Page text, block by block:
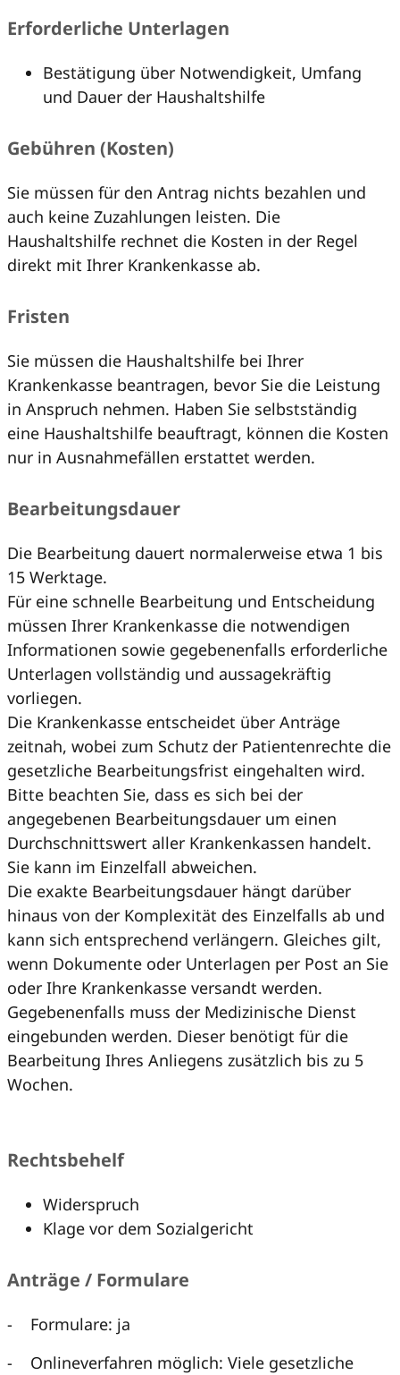
Erforderliche Unterlagen
Bestätigung über Notwendigkeit, Umfang
und Dauer der Haushaltshilfe
Gebühren (Kosten)
Sie müssen für den Antrag nichts bezahlen und
auch keine Zuzahlungen leisten. Die
Haushaltshilfe rechnet die Kosten in der Regel
direkt mit Ihrer Krankenkasse ab.
Fristen
Sie müssen die Haushaltshilfe bei Ihrer
Krankenkasse beantragen, bevor Sie die Leistung
in Anspruch nehmen. Haben Sie selbstständig
eine Haushaltshilfe beauftragt, können die Kosten
nur in Ausnahmefällen erstattet werden.
Bearbeitungsdauer
Die Bearbeitung dauert normalerweise etwa 1 bis
15 Werktage.
Für eine schnelle Bearbeitung und Entscheidung
müssen Ihrer Krankenkasse die notwendigen
Informationen sowie gegebenenfalls erforderliche
Unterlagen vollständig und aussagekräftig
vorliegen.
Die Krankenkasse entscheidet über Anträge
zeitnah, wobei zum Schutz der Patientenrechte die
gesetzliche Bearbeitungsfrist eingehalten wird.
Bitte beachten Sie, dass es sich bei der
angegebenen Bearbeitungsdauer um einen
Durchschnittswert aller Krankenkassen handelt.
Sie kann im Einzelfall abweichen.
Die exakte Bearbeitungsdauer hängt darüber
hinaus von der Komplexität des Einzelfalls ab und
kann sich entsprechend verlängern. Gleiches gilt,
wenn Dokumente oder Unterlagen per Post an Sie
oder Ihre Krankenkasse versandt werden.
Gegebenenfalls muss der Medizinische Dienst
eingebunden werden. Dieser benötigt für die
Bearbeitung Ihres Anliegens zusätzlich bis zu 5
Wochen.
Rechtsbehelf
Widerspruch
Klage vor dem Sozialgericht
Anträge / Formulare
- Formulare: ja
- Onlineverfahren möglich: Viele gesetzliche